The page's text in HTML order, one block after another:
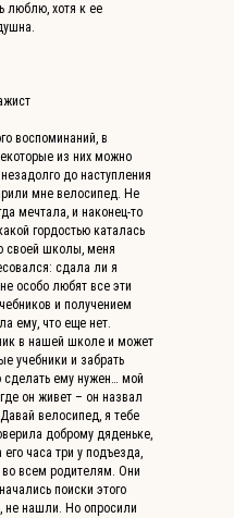
люблю, хотя к ее
воспоминаний, в
из них можно
до наступления
мне велосипед. Не
мечтала, и наконец-то
гордостью каталась
своей школы, меня
сдала ли я
особо любят все эти
и получением
ему, что еще нет.
в нашей школе и может
учебники и забрать
сделать ему нужен… мой
он живет – он назвал
велосипед, я тебе
доброму дяденьке,
часа три у подъезда,
всем родителям. Они
поиски этого
не нашли. Но опросили